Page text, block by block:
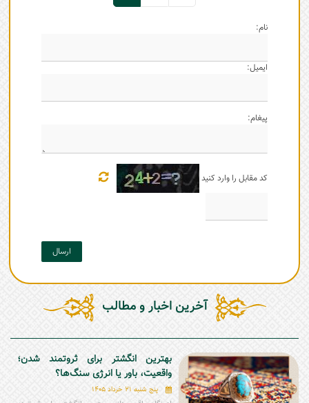
نام:
ایمیل:
پیغام:
کد مقابل را وارد کنید
ارسال
آخرین اخبار و مطالب
بهترین انگشتر برای ثروتمند شدن؛
واقعیت، باور یا انرژی سنگ‌ها؟
پنج شنبه 21 خرداد 1405